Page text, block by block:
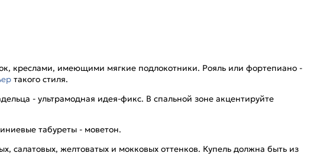
креслами, имеющими мягкие подлокотники. Рояль или фортепиано -
такого стиля.
- ультрамодная идея-фикс. В спальной зоне акцентируйте
табуреты - моветон.
салатовых, желтоватых и мокковых оттенков. Купель должна быть из